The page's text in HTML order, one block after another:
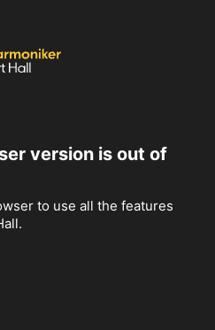
version is out of
to use all the features